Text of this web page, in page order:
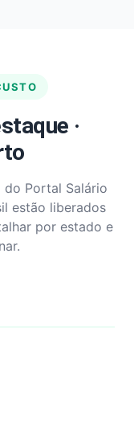
·
do Portal Salário
estão liberados
por estado e